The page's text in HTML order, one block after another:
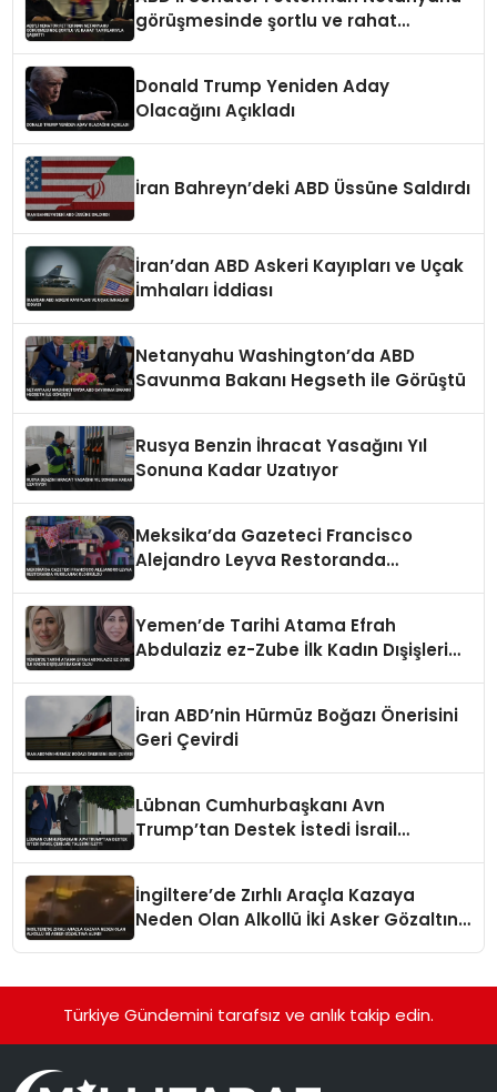
görüşmesinde şortlu ve rahat
Donald Trump Yeniden Aday
Olacağını Açıkladı
İran Bahreyn’deki ABD Üssüne Saldırdı
İran’dan ABD Askeri Kayıpları ve Uçak
İmhaları İddiası
Netanyahu Washington’da ABD
Savunma Bakanı Hegseth ile Görüştü
Rusya Benzin İhracat Yasağını Yıl
Sonuna Kadar Uzatıyor
Meksika’da Gazeteci Francisco
Alejandro Leyva Restoranda
Yemen’de Tarihi Atama Efrah
Abdulaziz ez-Zube İlk Kadın Dışişleri
İran ABD’nin Hürmüz Boğazı Önerisini
Geri Çevirdi
Lübnan Cumhurbaşkanı Avn
Trump’tan Destek İstedi İsrail
İngiltere’de Zırhlı Araçla Kazaya
Neden Olan Alkollü İki Asker Gözaltına
Türkiye Gündemini tarafsız ve anlık takip edin.